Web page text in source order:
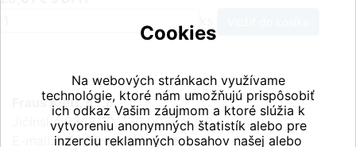
Fraus Klett, s.r.o.
Jičínská 2348/10, 130 00 Praha 3
E-mail:info@fraus-klett.cz
Cookies
Na webových stránkach využívame
technológie, ktoré nám umožňujú prispôsobiť
ich odkaz Vašim záujmom a ktoré slúžia k
vytvoreniu anonymných štatistík alebo pre
inzerciu reklamných obsahov našej alebo